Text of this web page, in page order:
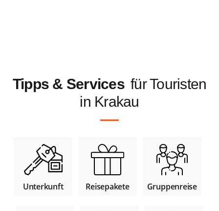
Tipps & Services für Touristen
in Krakau
Unterkunft Reisepakete Gruppenreise